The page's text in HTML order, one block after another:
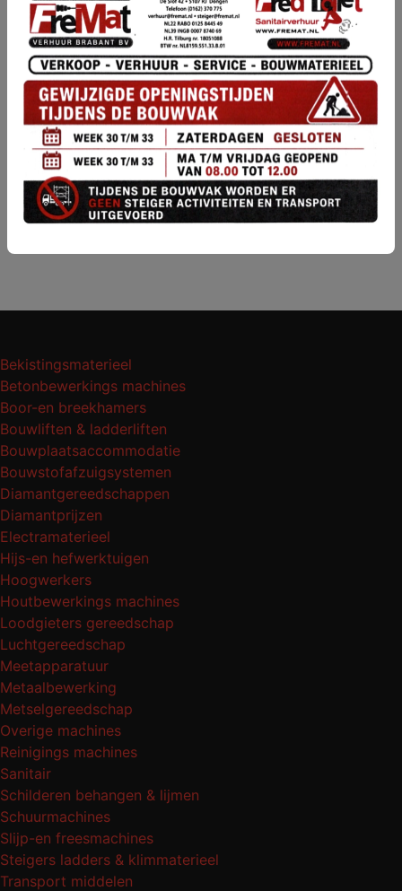
Overige machines
Reinigings machines
Sanitair
Schilderen behangen & lijmen
Schuurmachines
Slijp-en freesmachines
Steigers ladders & klimmaterieel
Transport middelen
Tuingereedschap
Veiligheidsmaterieel
Verwarming & bouwdrogers
Bekistingsmaterieel
Betonbewerkings machines
Boor-en breekhamers
Bouwliften & ladderliften
Bouwplaatsaccommodatie
Bouwstofafzuigsystemen
Diamantgereedschappen
Diamantprijzen
Electramaterieel
Hijs-en hefwerktuigen
Hoogwerkers
Houtbewerkings machines
Loodgieters gereedschap
Luchtgereedschap
Meetapparatuur
Metaalbewerking
Metselgereedschap
Overige machines
Reinigings machines
Sanitair
Schilderen behangen & lijmen
Schuurmachines
Slijp-en freesmachines
Steigers ladders & klimmaterieel
Transport middelen